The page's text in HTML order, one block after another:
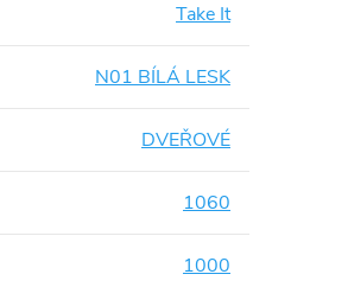
Take It
N01 BÍLÁ LESK
DVEŘOVÉ
1060
1000